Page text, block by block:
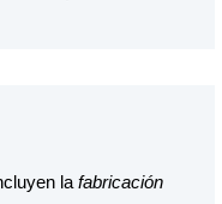
la fabricación